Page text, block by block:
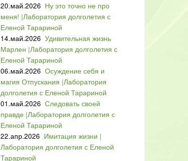
20.май.2026 Ну это точно не про
меня! |Лаборатория долголетия с
Еленой Тарариной
14.май.2026 Удивительная жизнь
Марлен |Лаборатория долголетия с
Еленой Тарариной
06.май.2026 Осуждение себя и
магия Отпускания |Лаборатория
долголетия с Еленой Тарариной
01.май.2026 Следовать своей
правде |Лаборатория долголетия с
Еленой Тарариной
22.апр.2026 Имитация жизни |
Лаборатория долголетия с Еленой
Тарариной